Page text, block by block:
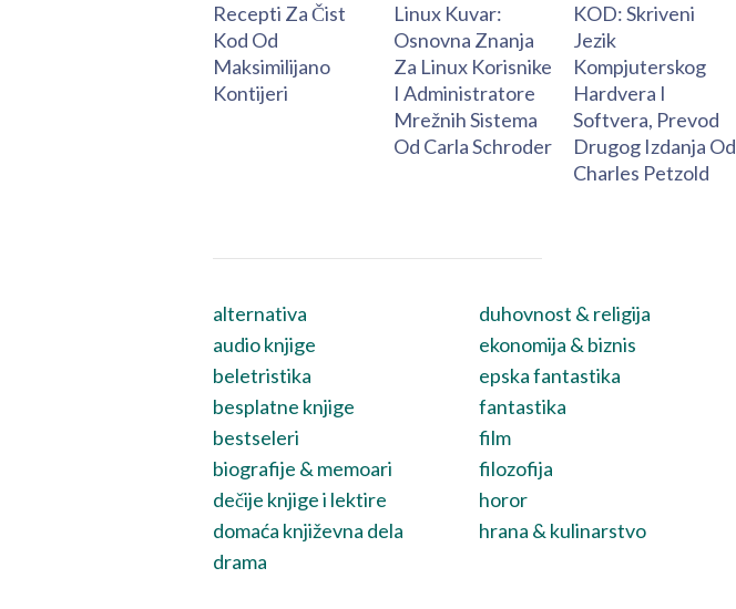
Recepti Za Čist
Kod Od
Maksimilijano
Kontijeri
Linux Kuvar:
Osnovna Znanja
Za Linux Korisnike
I Administratore
Mrežnih Sistema
Od Carla Schroder
KOD: Skriveni
Jezik
Kompjuterskog
Hardvera I
Softvera, Prevod
Drugog Izdanja Od
Charles Petzold
alternativa
audio knjige
beletristika
besplatne knjige
bestseleri
biografije & memoari
dečije knjige i lektire
domaća književna dela
drama
duhovnost & religija
ekonomija & biznis
epska fantastika
fantastika
film
filozofija
horor
hrana & kulinarstvo